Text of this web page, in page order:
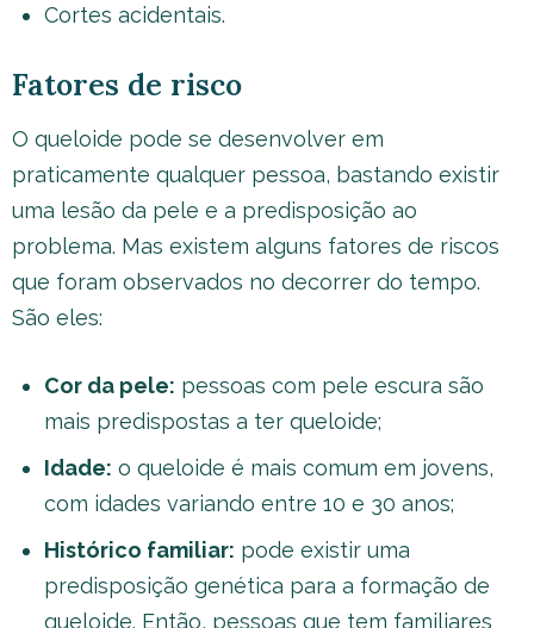
Cortes acidentais.
Fatores de risco
O queloide pode se desenvolver em
praticamente qualquer pessoa, bastando existir
uma lesão da pele e a predisposição ao
problema. Mas existem alguns fatores de riscos
que foram observados no decorrer do tempo.
São eles:
Cor da pele: pessoas com pele escura são
mais predispostas a ter queloide;
Idade: o queloide é mais comum em jovens,
com idades variando entre 10 e 30 anos;
Histórico familiar: pode existir uma
predisposição genética para a formação de
queloide. Então, pessoas que tem familiares